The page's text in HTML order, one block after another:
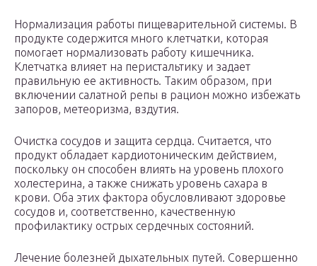
Нормализация работы пищеварительной системы. В
продукте содержится много клетчатки, которая
помогает нормализовать работу кишечника.
Клетчатка влияет на перистальтику и задает
правильную ее активность. Таким образом, при
включении салатной репы в рацион можно избежать
запоров, метеоризма, вздутия.
Очистка сосудов и защита сердца. Считается, что
продукт обладает кардиотоническим действием,
поскольку он способен влиять на уровень плохого
холестерина, а также снижать уровень сахара в
крови. Оба этих фактора обусловливают здоровье
сосудов и, соответственно, качественную
профилактику острых сердечных состояний.
Лечение болезней дыхательных путей. Совершенно